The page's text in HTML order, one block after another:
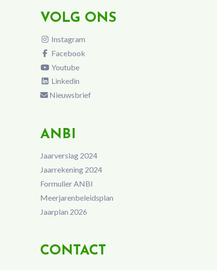
VOLG ONS
Instagram
Facebook
Youtube
Linkedin
Nieuwsbrief
ANBI
Jaarverslag 2024
Jaarrekening 2024
Formulier ANBI
Meerjarenbeleidsplan
Jaarplan 2026
CONTACT